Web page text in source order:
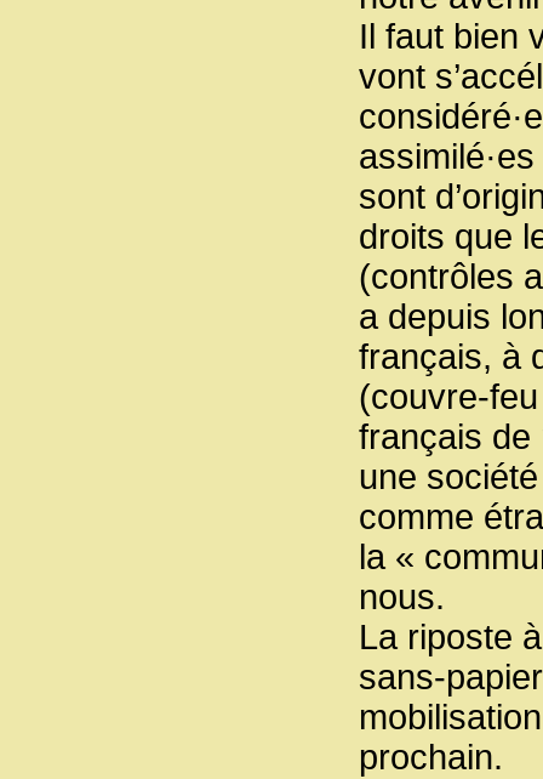
Il faut bien
vont
sont
droits que
(contrôles
a depuis
français, à
(couvre-
français de
une
comme
la «
nous.
La riposte
sans-
prochain.